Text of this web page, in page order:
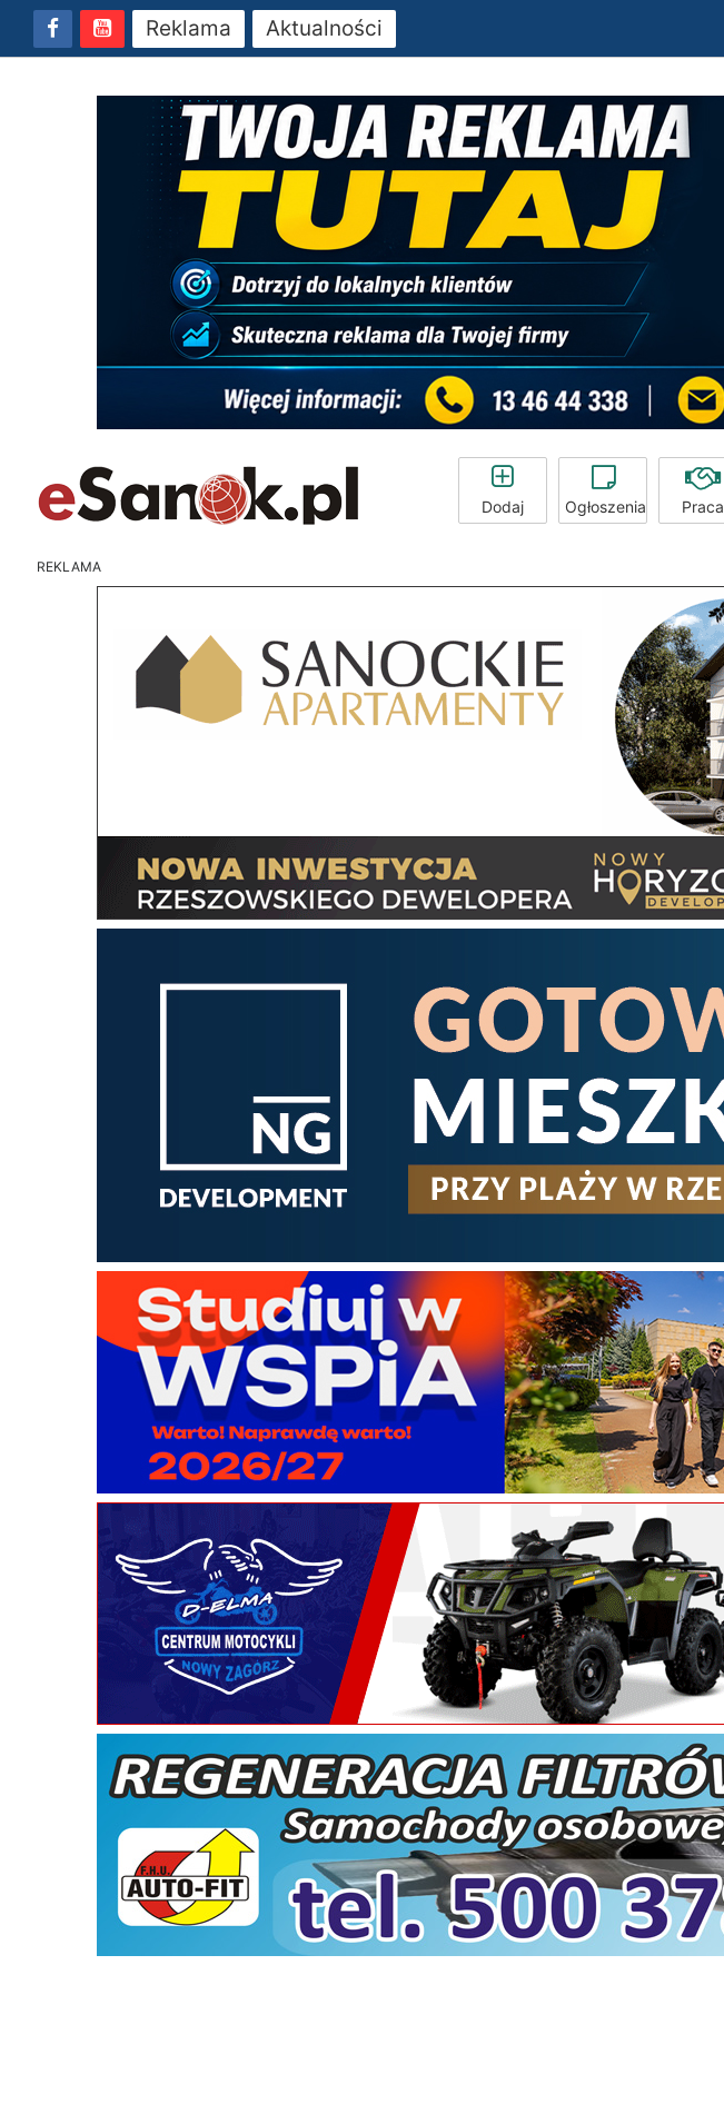
Reklama Aktualności
Dodaj Ogłoszenia Praca
REKLAMA